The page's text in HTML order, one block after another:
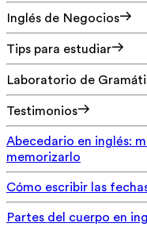
Inglés de Negocios
Tips para estudiar
Laboratorio de
Testimonios
Abecedario en inglés:
memorizarlo
Cómo escribir las
Partes del cuerpo en